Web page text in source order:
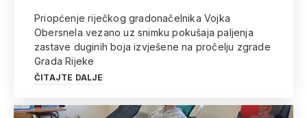
Priopćenje riječkog gradonačelnika Vojka
Obersnela vezano uz snimku pokušaja paljenja
zastave duginih boja izvješene na pročelju zgrade
Grada Rijeke
ČITAJTE DALJE